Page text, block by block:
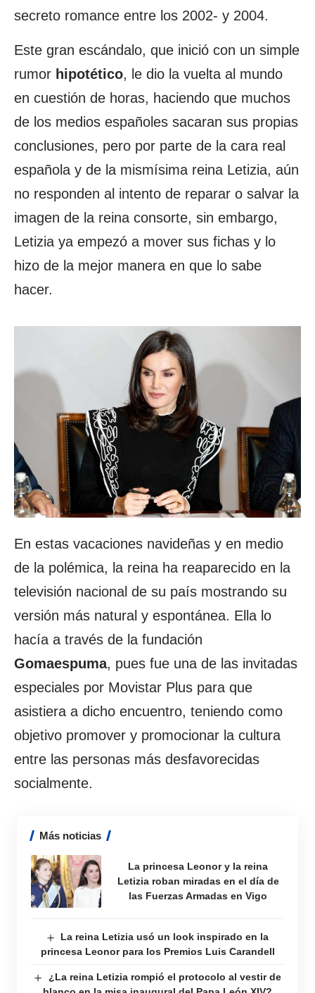
secreto romance entre los 2002- y 2004.
Este gran escándalo, que inició con un simple
rumor hipotético, le dio la vuelta al mundo
en cuestión de horas, haciendo que muchos
de los medios españoles sacaran sus propias
conclusiones, pero por parte de la cara real
española y de la mismísima reina Letizia, aún
no responden al intento de reparar o salvar la
imagen de la reina consorte, sin embargo,
Letizia ya empezó a mover sus fichas y lo
hizo de la mejor manera en que lo sabe
hacer.
En estas vacaciones navideñas y en medio
de la polémica, la reina ha reaparecido en la
televisión nacional de su país mostrando su
versión más natural y espontánea. Ella lo
hacía a través de la fundación
Gomaespuma, pues fue una de las invitadas
especiales por Movistar Plus para que
asistiera a dicho encuentro, teniendo como
objetivo promover y promocionar la cultura
entre las personas más desfavorecidas
socialmente.
Más noticias
La princesa Leonor y la reina
Letizia roban miradas en el día de
las Fuerzas Armadas en Vigo
La reina Letizia usó un look inspirado en la
princesa Leonor para los Premios Luis Carandell
¿La reina Letizia rompió el protocolo al vestir de